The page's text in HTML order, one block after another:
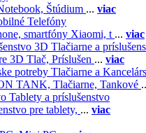
Štúdium ... viac
Telefóny
smartfóny Xiaomi, t ... viac
3D Tlačiarne a
3D Tlač, Príslušen ... viac
Tlačiarne a
TANK, Tlačiarne, Tankové
Tablety a príslušenstvo
pre tablety, ... viac